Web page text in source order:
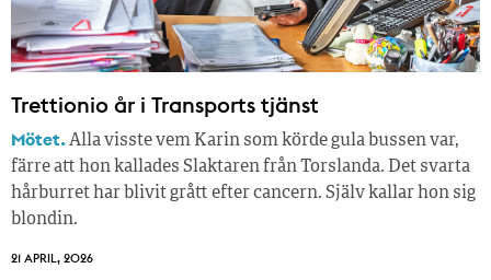
Trettionio år i Transports tjänst
Mötet.Alla visste vem Karin som körde gula bussen var,
färre att hon kallades Slaktaren från Torslanda. Det svarta
hårburret har blivit grått efter cancern. Själv kallar hon sig
blondin.
21 APRIL, 2026